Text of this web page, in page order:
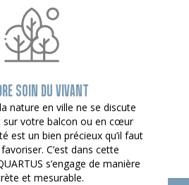
SOIN DU VIVANT
nature en ville ne se discute
sur votre balcon ou en cœur
est un bien précieux qu’il faut
C’est dans cette
s’engage de manière
et mesurable.